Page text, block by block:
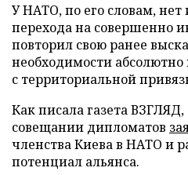
У НАТО, по его словам, нет
перехода на совершенно
повторил свою ранее
необходимости абсолютно
с территориальной
Как писала газета
совещании дипломатов
членства Киева в НАТО и
потенциал альянса.